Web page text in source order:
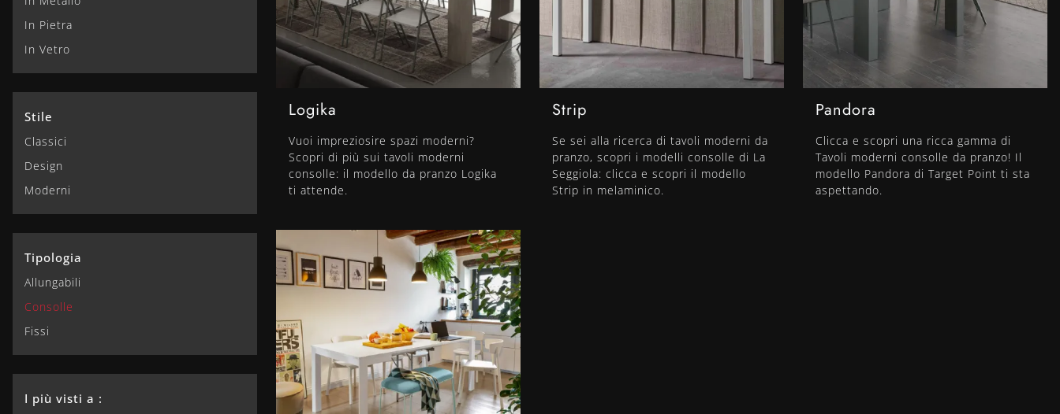
In Pietra
In Vetro
Stile
Classici
Design
Moderni
Tipologia
Allungabili
Consolle
Fissi
I più visti a :
Logika
Vuoi impreziosire spazi moderni?
Scopri di più sui tavoli moderni
consolle: il modello da pranzo Logika
ti attende.
Strip
Se sei alla ricerca di tavoli moderni da
pranzo, scopri i modelli consolle di La
Seggiola: clicca e scopri il modello
Strip in melaminico.
Pandora
Clicca e scopri una ricca gamma di
Tavoli moderni consolle da pranzo! Il
modello Pandora di Target Point ti sta
aspettando.